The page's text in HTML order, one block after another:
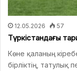
12.05.2026 57
Түркістандағы
Көне қаланың
бірліктің,